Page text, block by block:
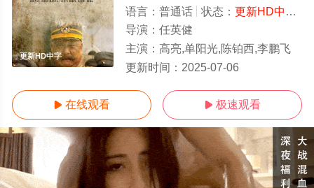
更新HD中字
语言： 普通话 状态： 更新HD中字/高清
导演： 任英健
主演： 高亮,单阳光,陈铂西,李鹏飞
更新时间： 2025-07-06
 在线观看  极速观看